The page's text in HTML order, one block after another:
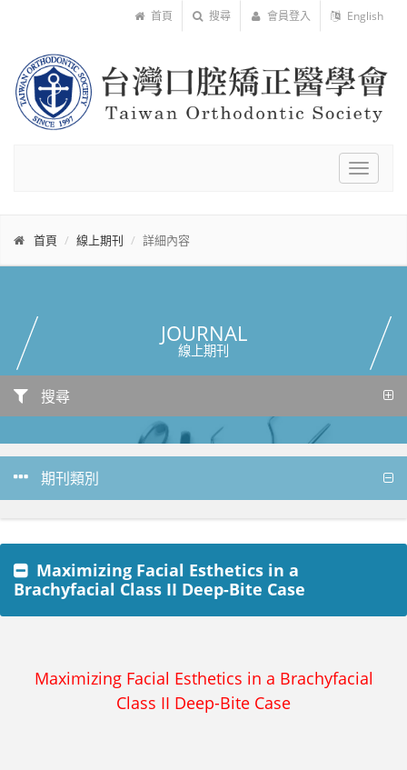
首頁 搜尋 會員登入 English
Toggle
首頁 線上期刊 詳細內容
JOURNAL
線上期刊
搜尋
期刊類別
Maximizing Facial Esthetics in a
Brachyfacial Class II Deep-Bite Case
Maximizing Facial Esthetics in a Brachyfacial
Class II Deep-Bite Case